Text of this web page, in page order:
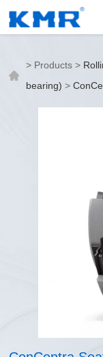
> Products>
bearing) >